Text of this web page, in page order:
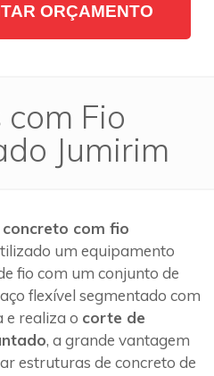
ORÇAMENTO
Fio
Jumirim
com fio
um equipamento
fio com um conjunto de
flexível segmentado com
e realiza o corte de
, a grande vantagem
estruturas de concreto de